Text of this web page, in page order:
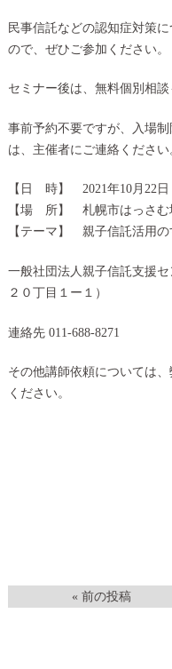
民事信託などの認知症対策
ので、ぜひご参加ください。
セミナー後は、無料個別相談
事前予約不要ですが、入場
は、主催者にご連絡ください
【日 時】 2021年10月22日
【場 所】 札幌市はっさむ
【テーマ】 親子信託活用の
一般社団法人親子信託支援セ
２０丁目１ー１）
連絡先 011-688-8271
その他講師依頼については
ください。
« 前の投稿